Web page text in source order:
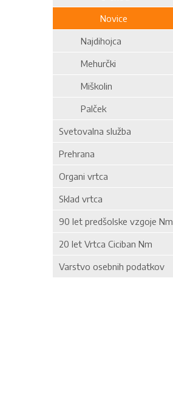
Novice
Najdihojca
Mehurčki
Miškolin
Palček
Svetovalna služba
Prehrana
Organi vrtca
Sklad vrtca
90 let predšolske vzgoje Nm
20 let Vrtca Ciciban Nm
Varstvo osebnih podatkov